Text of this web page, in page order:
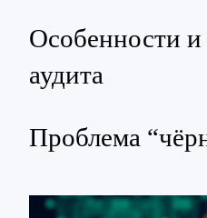
Особенности
аудита
Проблема